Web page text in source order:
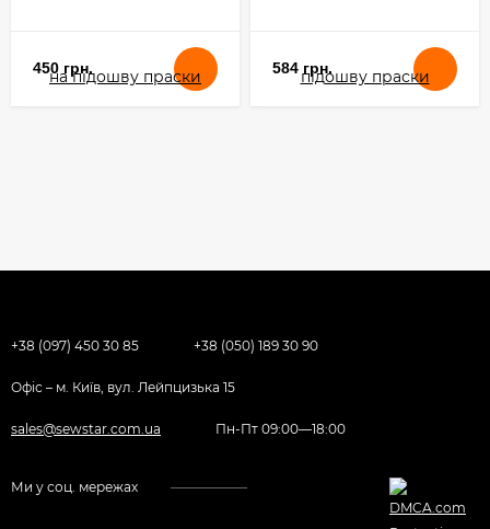
450 грн. 584 грн.
+38 (097) 450 30 85 +38 (050) 189 30 90
Офіс – м. Київ, вул. Лейпцизька 15
sales@sewstar.com.ua Пн-Пт 09:00—18:00
Ми у соц. мережах